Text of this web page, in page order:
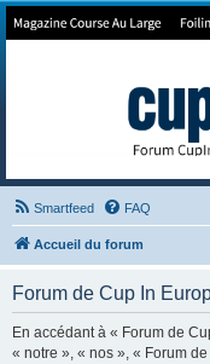
Forum de Cup In
Smartfeed FAQ
Accueil du forum
Forum de Cup In
En accédant à « Forum de
« notre », « nos », « Forum